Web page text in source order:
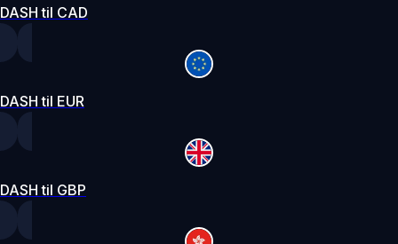
DASH til CAD
DASH til EUR
DASH til GBP